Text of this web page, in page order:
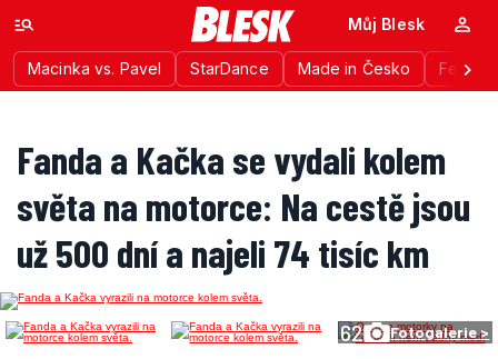
Macinka vs. Pavel StarDance Made in Česko
Můj Blesk
Fanda a Kačka se vydali kolem
světa na motorce: Na cestě jsou
už 500 dní a najeli 74 tisíc km
62 Fotogalerie >